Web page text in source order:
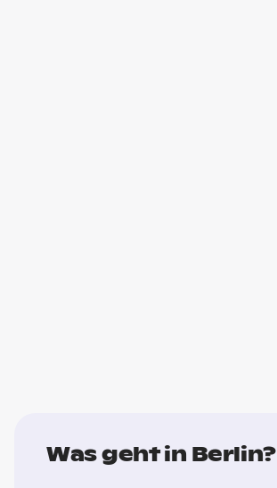
Was geht in Berlin?